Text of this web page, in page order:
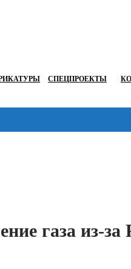
СПЕЦПРОЕКТЫ
газа из-за